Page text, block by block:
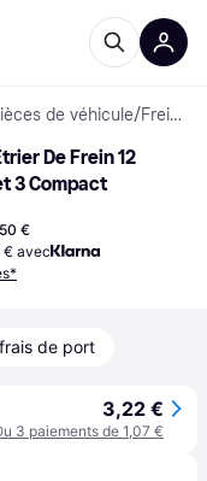
de véhicule/ Freinages par Frottement
De Frein 12
3 Compact
€
€ avec
de port
3,22 €
3 paiements de 1,07 €